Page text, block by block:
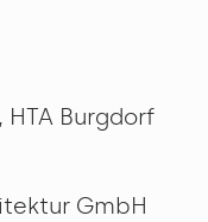
Burgdorf
GmbH